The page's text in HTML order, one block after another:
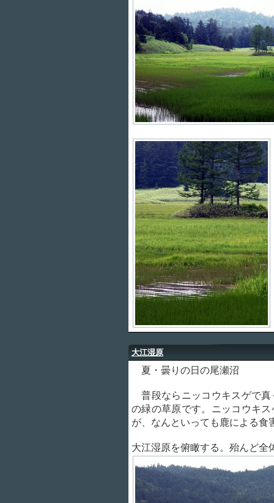
大江湿原
夏・曇りの日の尾瀬沼
普段ならニッコウキスゲで真
の緑の草原です。ニッコウキ
が、なんといっても鹿による食
大江湿原を俯瞰する。殆んど全